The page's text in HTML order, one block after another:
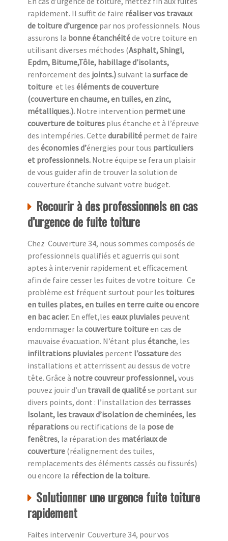
rapidement. Il suffit de faire réaliser vos travaux
de toiture d’urgence par nos professionnels. Nous
assurons la bonne étanchéitéde votre toiture en
utilisant diverses méthodes (Asphalt, Shingl,
Epdm, Bitume,Tôle, habillage d’isolants,
renforcement des joints.)suivant la surface de
toiture et les éléments de couverture
(couverture en chaume, en tuiles, en zinc,
métalliques.). Notre intervention permet une
couverture de toitures plus étanche et à l’épreuve
des intempéries. Cette durabilité permet de faire
des économies d’énergies pour tous particuliers
et professionnels. Notre équipe se fera un plaisir
de vous guider afin de trouver la solution de
couverture étanche suivant votre budget.
Recourir à des professionnels en cas
d’urgence de fuite toiture
Chez Couverture 34, nous sommes composés de
professionnels qualifiés et aguerris qui sont
aptes à intervenir rapidement et efficacement
afin de faire cesser les fuites de votre toiture. Ce
problème est fréquent surtout pour les toitures
en tuiles plates, en tuiles en terre cuite ou encore
en bac acier. En effet,les eaux pluviales peuvent
endommager la couverture toitureen cas de
mauvaise évacuation. N’étant plus étanche, les
infiltrations pluviales percent l’ossaturedes
installations et atterrissent au dessus de votre
tête. Grâce à notre couvreur professionnel,vous
pouvez jouir d’un travail de qualitése portant sur
divers points, dont : l’installation des terrasses
Isolant, les travaux d’isolation de cheminées, les
réparationsou rectifications de la pose de
fenêtres, la réparation des matériaux de
couverture (réalignement des tuiles,
remplacements des éléments cassés ou fissurés)
ou encore la réfection de la toiture.
Solutionner une urgence fuite toiture
rapidement
Faites intervenir Couverture 34, pour vos